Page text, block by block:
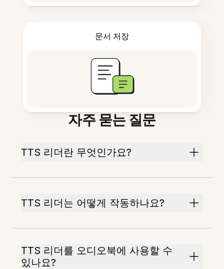
문서 저장
자주 묻는 질문
TTS 리더란 무엇인가요?
TTS 리더는 어떻게 작동하나요?
TTS 리더를 오디오북에 사용할 수
있나요?